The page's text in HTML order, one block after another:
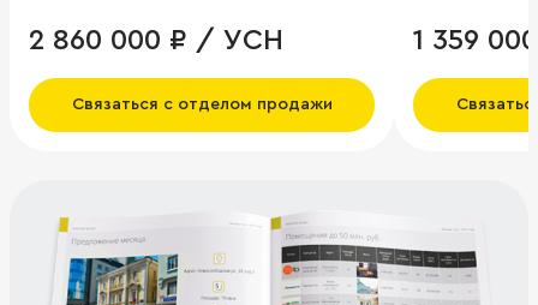
2 860 000 ₽ / УСН
Связаться с отделом продажи
1 359